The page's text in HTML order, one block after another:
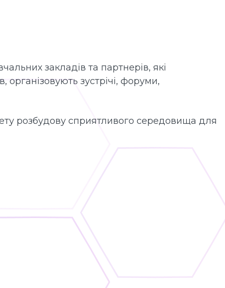
закладів та партнерів, які
організовують зустрічі, форуми,
розбудову сприятливого середовища для